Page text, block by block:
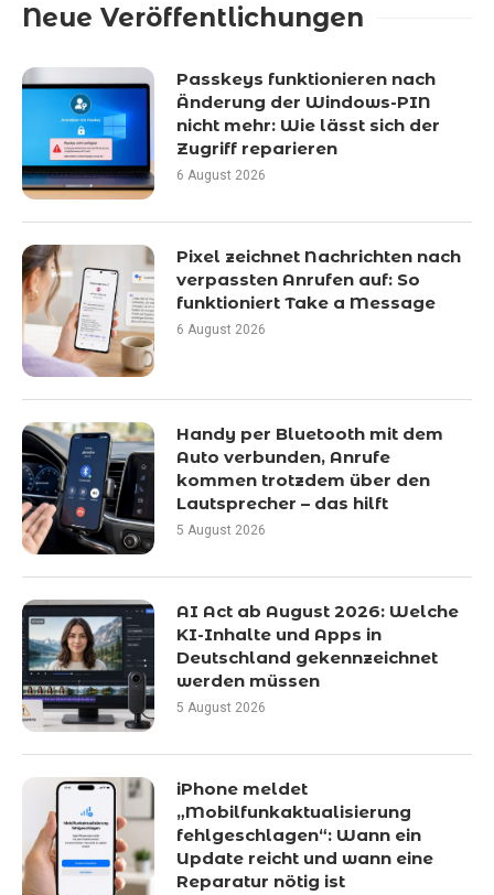
Neue Veröffentlichungen
Passkeys funktionieren nach
Änderung der Windows-PIN
nicht mehr: Wie lässt sich der
Zugriff reparieren
6 August 2026
Pixel zeichnet Nachrichten nach
verpassten Anrufen auf: So
funktioniert Take a Message
6 August 2026
Handy per Bluetooth mit dem
Auto verbunden, Anrufe
kommen trotzdem über den
Lautsprecher – das hilft
5 August 2026
AI Act ab August 2026: Welche
KI-Inhalte und Apps in
Deutschland gekennzeichnet
werden müssen
5 August 2026
iPhone meldet
„Mobilfunkaktualisierung
fehlgeschlagen“: Wann ein
Update reicht und wann eine
Reparatur nötig ist